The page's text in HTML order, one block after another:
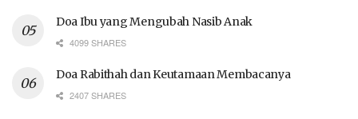
Doa Ibu yang Mengubah Nasib Anak
4099 SHARES
Doa Rabithah dan Keutamaan Membacanya
2407 SHARES